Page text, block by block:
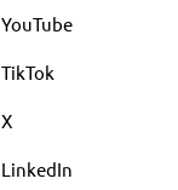
YouTube
TikTok
X
LinkedIn